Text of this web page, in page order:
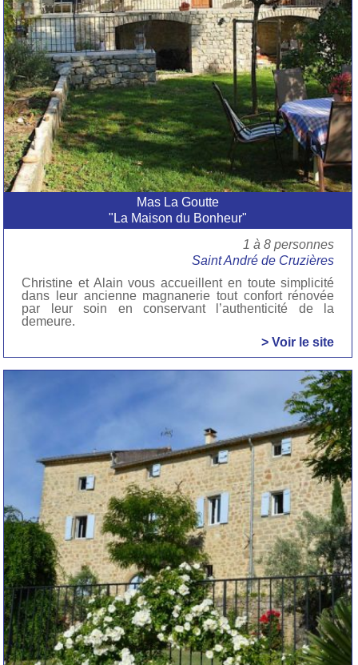
Mas La Goutte
"La Maison du Bonheur"
1 à 8 personnes
Saint André de Cruzières
Christine et Alain vous accueillent en toute simplicité
dans leur ancienne magnanerie tout confort rénovée
par leur soin en conservant l’authenticité de la
demeure.
> Voir le site